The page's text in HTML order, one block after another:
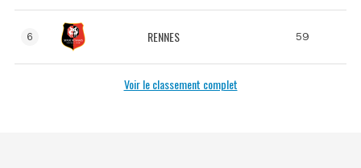
6 RENNES 59
Voir le classement complet